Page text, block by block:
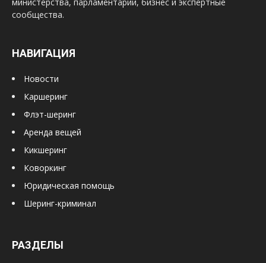
сообщества.
НАВИГАЦИЯ
Новости
Каршеринг
Флэт-шеринг
Аренда вещей
Кикшеринг
Коворкинг
Юридическая помощь
Шеринг-криминал
РАЗДЕЛЫ